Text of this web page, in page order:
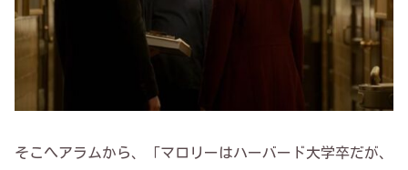
そこへアラムから、「マロリーはハーバード大学卒だが、